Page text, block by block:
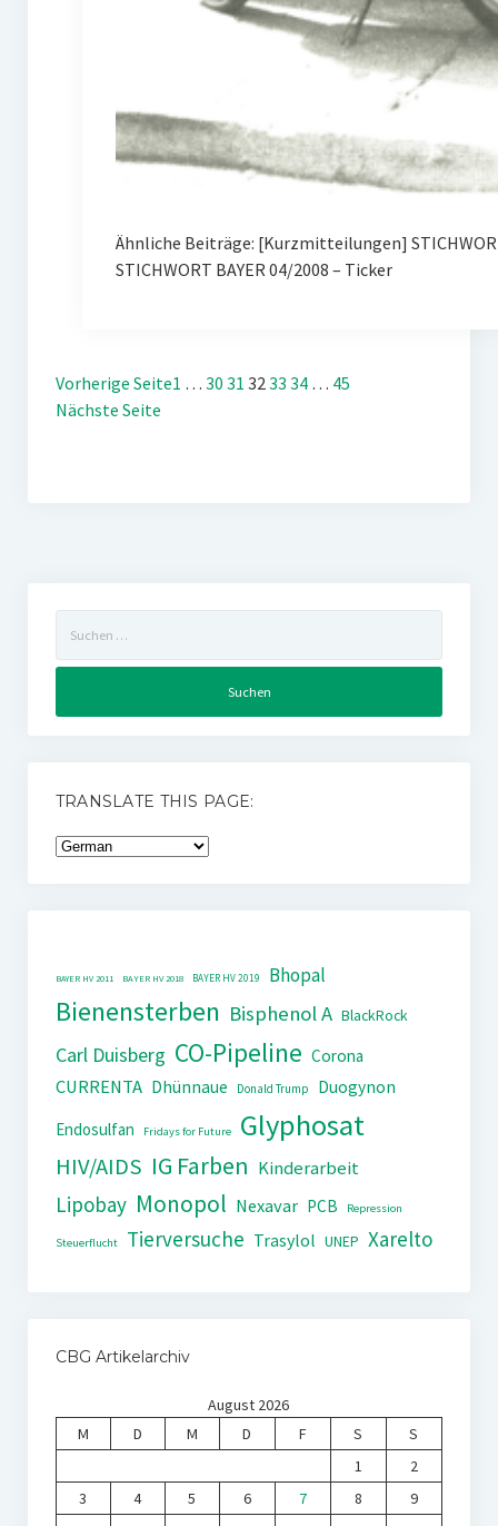
Ähnliche Beiträge: [Kurzmitteilungen]
STICHWORT BAYER 04/2008 – Ticker
Vorherige Seite1 … 30 31 32 33 34 … 45
Nächste Seite
nach:
TRANSLATE THIS PAGE:
BAYER HV 2011 BAYER HV 2018 BAYER HV 2019 Bhopal
Bienensterben Bisphenol A BlackRock
Carl Duisberg CO-Pipeline Corona
CURRENTA Dhünnaue Donald Trump
Duogynon
Endosulfan
Fridays for Future Glyphosat
HIV/AIDS IG Farben Kinderarbeit
Lipobay Monopol Nexavar PCB Repression
Steuerflucht Tierversuche Trasylol UNEP Xarelto
CBG Artikelarchiv
August 2026
M
D M D F S
S
1
2
3
4 5 6 7 8
9